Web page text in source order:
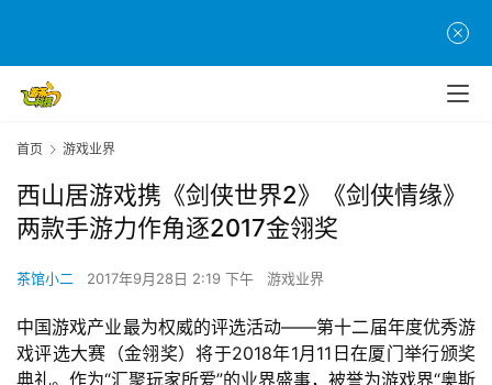
首页 游戏业界
西山居游戏携《剑侠世界2》《剑侠情缘》
两款手游力作角逐2017金翎奖
茶馆小二 2017年9月28日 2:19 下午 游戏业界
中国游戏产业最为权威的评选活动——第十二届年度优秀游
戏评选大赛（金翎奖）将于2018年1月11日在厦门举行颁奖
典礼。作为“汇聚玩家所爱”的业界盛事，被誉为游戏界“奥斯